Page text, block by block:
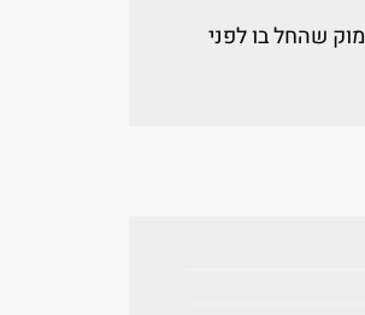
שהחל בו לפני